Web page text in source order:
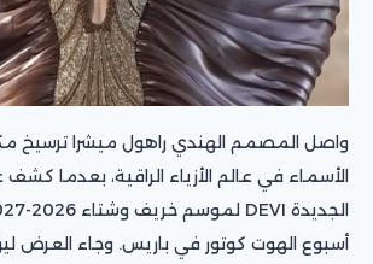
واصل المصمم الهندي راهول ميشرا ترسيخ
الأسماء في عالم الأزياء الراقية، بعدما
أسبوع الهوت كوتور في باريس. وجاء العرض